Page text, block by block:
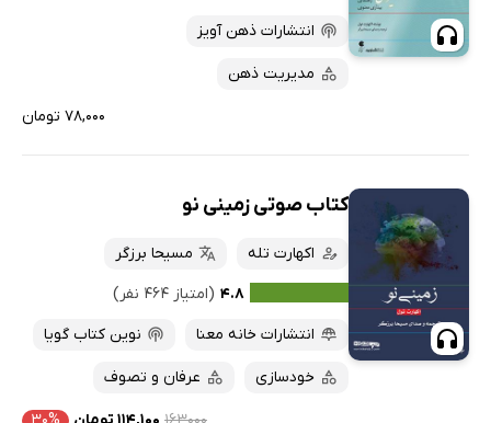
انتشارات ذهن آویز
مدیریت ذهن
۷۸,۰۰۰ تومان
کتاب صوتی زمینی نو
اکهارت تله
مسیحا برزگر
۴.۸ (امتیاز ۴۶۴ نفر)
انتشارات خانه معنا
نوین کتاب گویا
خودسازی عرفان و تصوف